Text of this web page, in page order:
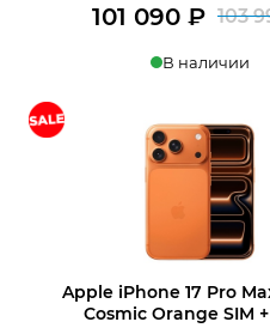
103
101 090 ₽
В наличии
Купить в 1 клик В
Apple iPhone 17 Pro
Cosmic Orange SIM